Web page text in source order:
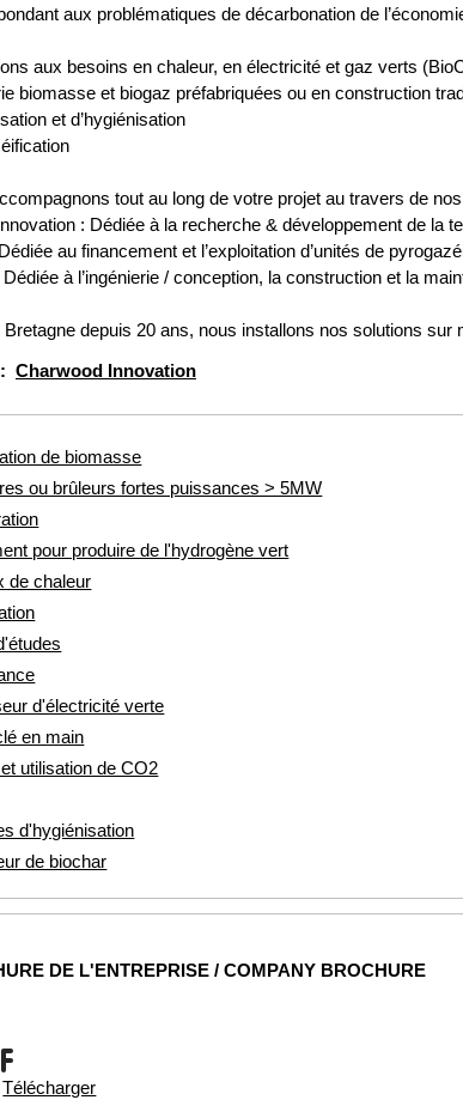
aux problématiques de décarbonation de
aux besoins en chaleur, en électricité et gaz verts
biomasse et biogaz préfabriquées ou en construction
et d’hygiénisation
tout au long de votre projet au travers de
: Dédiée à la recherche & développement de la
au financement et l’exploitation d’unités de
à l’ingénierie / conception, la construction et la
depuis 20 ans, nous installons nos solutions
Charwood Innovation
de biomasse
ou brûleurs fortes puissances > 5MW
pour produire de l'hydrogène vert
de chaleur
d'électricité verte
en main
utilisation de CO2
d'hygiénisation
de biochar
DE L'ENTREPRISE / COMPANY BROCHURE
Télécharger